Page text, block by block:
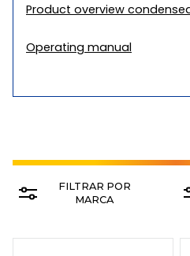
Product overview
Operating manual
FILTRAR POR
MARCA